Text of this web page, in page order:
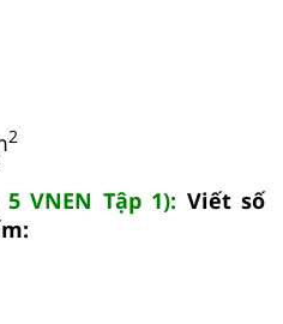
2
VNEN Tập 1): Viết số